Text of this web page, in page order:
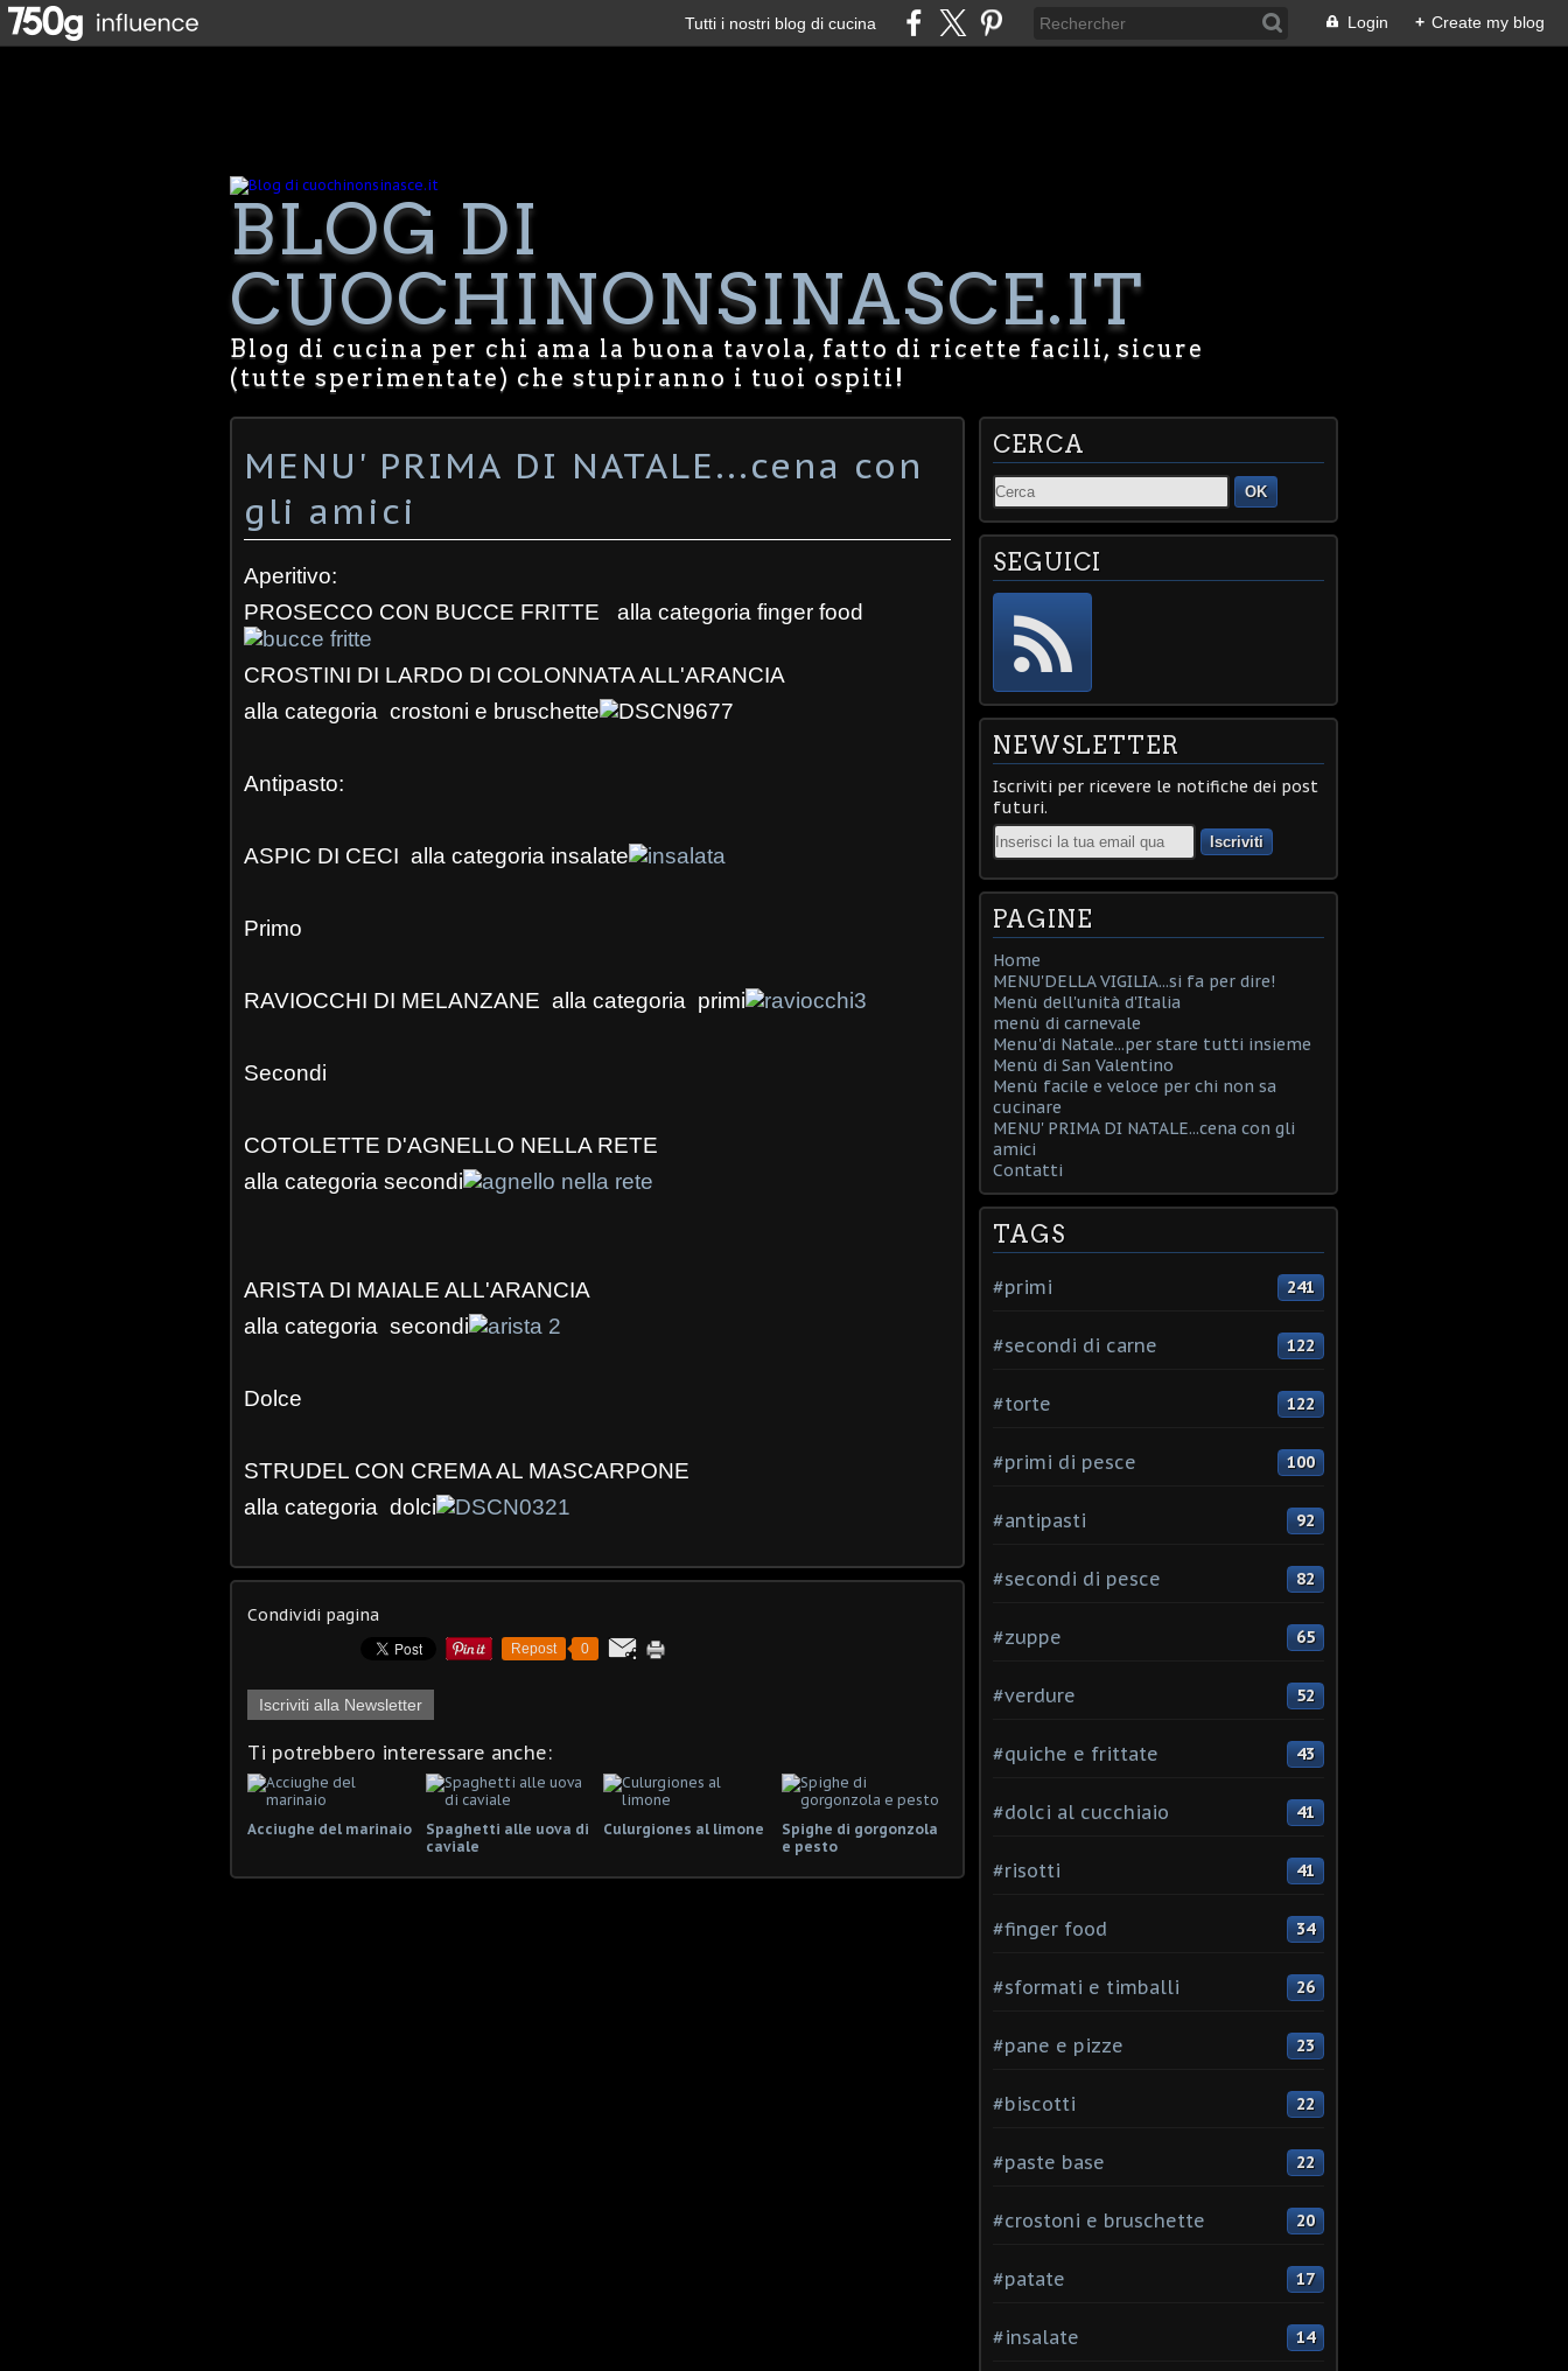
Tutti i nostri blog di cucina Login + Create my blog
BLOG DI
CUOCHINONSINASCE.IT
Blog di cucina per chi ama la buona tavola, fatto di ricette facili, sicure
(tutte sperimentate) che stupiranno i tuoi ospiti!
MENU' PRIMA DI NATALE...cena con
gli amici
Aperitivo:
PROSECCO CON BUCCE FRITTE alla categoria finger food
CROSTINI DI LARDO DI COLONNATA ALL'ARANCIA
alla categoria crostoni e bruschette
Antipasto:
ASPIC DI CECI alla categoria insalate
Primo
RAVIOCCHI DI MELANZANE alla categoria primi
Secondi
COTOLETTE D'AGNELLO NELLA RETE
alla categoria secondi
ARISTA DI MAIALE ALL'ARANCIA
alla categoria secondi
Dolce
STRUDEL CON CREMA AL MASCARPONE
alla categoria dolci
Condividi pagina
Repost 0
Iscriviti alla Newsletter
Ti potrebbero interessare anche:
Acciughe del marinaio
Spaghetti alle uova di
caviale
Culurgiones al limone
Spighe di gorgonzola
e pesto
CERCA
OK
SEGUICI
NEWSLETTER
Iscriviti per ricevere le notifiche dei post
futuri.
Email
PAGINE
Home
MENU'DELLA VIGILIA...si fa per dire!
Menù dell'unità d'Italia
menù di carnevale
Menu'di Natale...per stare tutti insieme
Menù di San Valentino
Menù facile e veloce per chi non sa
cucinare
MENU' PRIMA DI NATALE...cena con gli
amici
Contatti
TAGS
#primi 241
#secondi di carne 122
#torte 122
#primi di pesce 100
#antipasti 92
#secondi di pesce 82
#zuppe 65
#verdure 52
#quiche e frittate 43
#dolci al cucchiaio 41
#risotti 41
#finger food 34
#sformati e timballi 26
#pane e pizze 23
#biscotti 22
#paste base 22
#crostoni e bruschette 20
#patate 17
#insalate 14